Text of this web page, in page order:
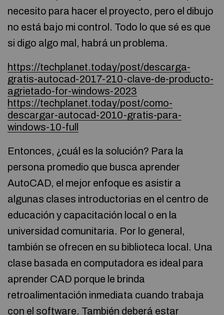
necesito para hacer el proyecto, pero el dibujo
no está bajo mi control. Todo lo que sé es que
si digo algo mal, habrá un problema.
https://techplanet.today/post/descarga-
gratis-autocad-2017-210-clave-de-producto-
agrietado-for-windows-2023
https://techplanet.today/post/como-
descargar-autocad-2010-gratis-para-
windows-10-full
Entonces, ¿cuál es la solución? Para la
persona promedio que busca aprender
AutoCAD, el mejor enfoque es asistir a
algunas clases introductorias en el centro de
educación y capacitación local o en la
universidad comunitaria. Por lo general,
también se ofrecen en su biblioteca local. Una
clase basada en computadora es ideal para
aprender CAD porque le brinda
retroalimentación inmediata cuando trabaja
con el software. También deberá estar